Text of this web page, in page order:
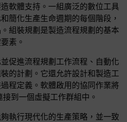
軟體支持。一組廣泛的數位工具
簡化生產生命週期的每個階段，
組裝規劃是製造流程規劃的基本
素。
促進流程規劃工作流程、自動化
的計劃。它還允許設計和製造工
程定義。軟體啟用的協同作業將
到一個虛擬工作群組中。
執行現代化的生產策略，並一致